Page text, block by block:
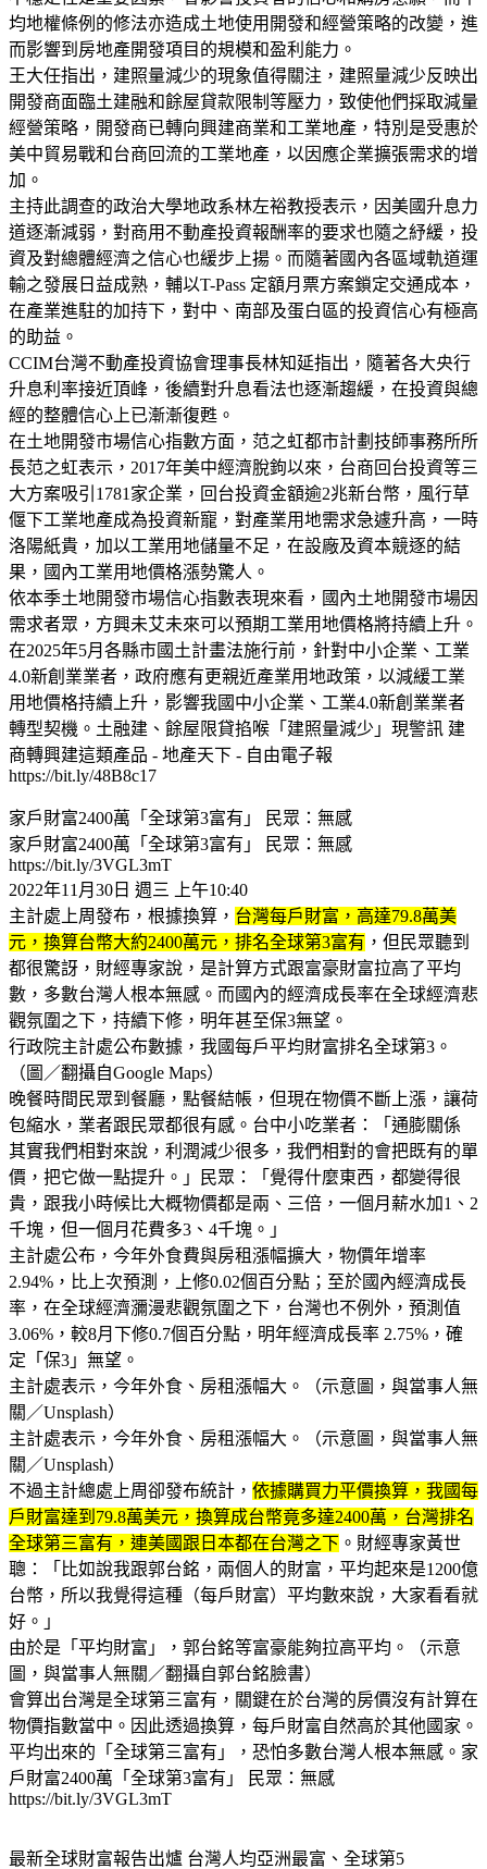
均地權條例的修法亦造成土地使用開發和經營策略的改變，進
而影響到房地產開發項目的規模和盈利能力。
王大任指出，建照量減少的現象值得關注，建照量減少反映出
開發商面臨土建融和餘屋貸款限制等壓力，致使他們採取減量
經營策略，開發商已轉向興建商業和工業地產，特別是受惠於
美中貿易戰和台商回流的工業地產，以因應企業擴張需求的增
加。
主持此調查的政治大學地政系林左裕教授表示，因美國升息力
道逐漸減弱，對商用不動產投資報酬率的要求也隨之紓緩，投
資及對總體經濟之信心也緩步上揚。而隨著國內各區域軌道運
輸之發展日益成熟，輔以T-Pass 定額月票方案鎖定交通成本，
在產業進駐的加持下，對中、南部及蛋白區的投資信心有極高
的助益。
CCIM台灣不動產投資協會理事長林知延指出，隨著各大央行
升息利率接近頂峰，後續對升息看法也逐漸趨緩，在投資與總
經的整體信心上已漸漸復甦。
在土地開發市場信心指數方面，范之虹都市計劃技師事務所所
長范之虹表示，2017年美中經濟脫鉤以來，台商回台投資等三
大方案吸引1781家企業，回台投資金額逾2兆新台幣，風行草
偃下工業地產成為投資新寵，對產業用地需求急遽升高，一時
洛陽紙貴，加以工業用地儲量不足，在設廠及資本競逐的結
果，國內工業用地價格漲勢驚人。
依本季土地開發市場信心指數表現來看，國內土地開發市場因
需求者眾，方興未艾未來可以預期工業用地價格將持續上升。
在2025年5月各縣市國土計畫法施行前，針對中小企業、工業
4.0新創業業者，政府應有更親近產業用地政策，以減緩工業
用地價格持續上升，影響我國中小企業、工業4.0新創業業者
轉型契機。土融建、餘屋限貸掐喉「建照量減少」現警訊 建
商轉興建這類產品 - 地產天下 - 自由電子報
https://bit.ly/48B8c17
家戶財富2400萬「全球第3富有」 民眾：無感
家戶財富2400萬「全球第3富有」 民眾：無感
https://bit.ly/3VGL3mT
2022年11月30日 週三 上午10:40
主計處上周發布，根據換算， 台灣每戶財富，高達79.8萬美
元，換算台幣大約2400萬元，排名全球第3富有 ，但民眾聽到
都很驚訝，財經專家說，是計算方式跟富豪財富拉高了平均
數，多數台灣人根本無感。而國內的經濟成長率在全球經濟悲
觀氛圍之下，持續下修，明年甚至保3無望。
行政院主計處公布數據，我國每戶平均財富排名全球第3。
（圖／翻攝自Google Maps）
晚餐時間民眾到餐廳，點餐結帳，但現在物價不斷上漲，讓荷
包縮水，業者跟民眾都很有感。台中小吃業者：「通膨關係
其實我們相對來說，利潤減少很多，我們相對的會把既有的單
價，把它做一點提升。」民眾：「覺得什麼東西，都變得很
貴，跟我小時候比大概物價都是兩、三倍，一個月薪水加1、2
千塊，但一個月花費多3、4千塊。」
主計處公布，今年外食費與房租漲幅擴大，物價年增率
2.94%，比上次預測，上修0.02個百分點；至於國內經濟成長
率，在全球經濟瀰漫悲觀氛圍之下，台灣也不例外，預測值
3.06%，較8月下修0.7個百分點，明年經濟成長率 2.75%，確
定「保3」無望。
主計處表示，今年外食、房租漲幅大。（示意圖，與當事人無
關／Unsplash）
主計處表示，今年外食、房租漲幅大。（示意圖，與當事人無
關／Unsplash）
不過主計總處上周卻發布統計， 依據購買力平價換算，我國每
戶財富達到79.8萬美元，換算成台幣竟多達2400萬，台灣排名
全球第三富有，連美國跟日本都在台灣之下 。財經專家黃世
聰：「比如說我跟郭台銘，兩個人的財富，平均起來是1200億
台幣，所以我覺得這種（每戶財富）平均數來說，大家看看就
好。」
由於是「平均財富」，郭台銘等富豪能夠拉高平均。（示意
圖，與當事人無關／翻攝自郭台銘臉書）
會算出台灣是全球第三富有，關鍵在於台灣的房價沒有計算在
物價指數當中。因此透過換算，每戶財富自然高於其他國家。
平均出來的「全球第三富有」，恐怕多數台灣人根本無感。家
戶財富2400萬「全球第3富有」 民眾：無感
https://bit.ly/3VGL3mT
最新全球財富報告出爐 台灣人均亞洲最富、全球第5